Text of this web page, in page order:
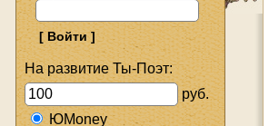
На развитие Ты-Поэт:
руб.
ЮMoney